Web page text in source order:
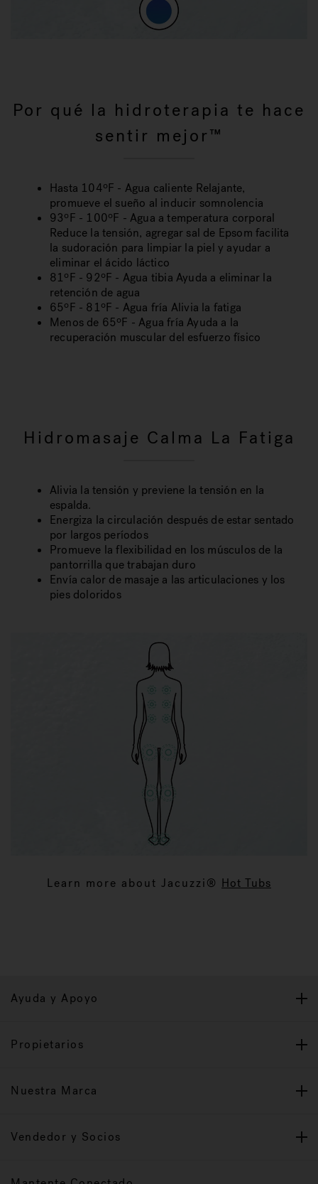
Por qué la hidroterapia te hace
sentir mejor™
Hasta 104ºF - Agua caliente Relajante,
promueve el sueño al inducir somnolencia
93ºF - 100ºF - Agua a temperatura corporal
Reduce la tensión, agregar sal de Epsom facilita
la sudoración para limpiar la piel y ayudar a
eliminar el ácido láctico
81ºF - 92ºF - Agua tibia Ayuda a eliminar la
retención de agua
65ºF - 81ºF - Agua fría Alivia la fatiga
Menos de 65ºF - Agua fría Ayuda a la
recuperación muscular del esfuerzo físico
Hidromasaje Calma La Fatiga
Alivia la tensión y previene la tensión en la
espalda.
Energiza la circulación después de estar sentado
por largos períodos
Promueve la flexibilidad en los músculos de la
pantorrilla que trabajan duro
Envía calor de masaje a las articulaciones y los
pies doloridos
Learn more about Jacuzzi® Hot Tubs
Ayuda y Apoyo
Propietarios
Nuestra Marca
Vendedor y Socios